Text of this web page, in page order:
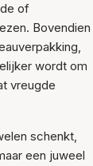
of
Bovendien
wordt om
vreugde
schenkt,
een juweel